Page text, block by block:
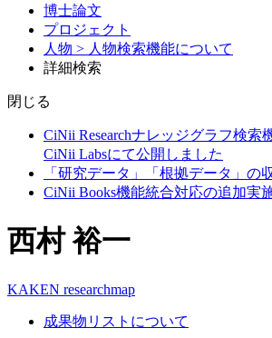
博士論文
プロジェクト
人物 > 人物検索機能について
詳細検索
閉じる
CiNii Researchナレッジグラフ検索
CiNii Labsにて公開しました
「研究データ」「根拠データ」の
CiNii Books機能統合対応の追加実
西村 裕一
KAKEN researchmap
成果物リストについて